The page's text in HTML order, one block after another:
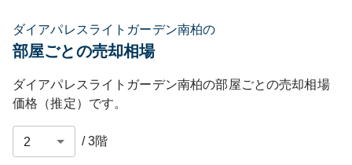
ダイアパレスライトガーデン南柏の
部屋ごとの売却相場
ダイアパレスライトガーデン南柏の部屋ごとの売却相場
価格（推定）です。
/3階